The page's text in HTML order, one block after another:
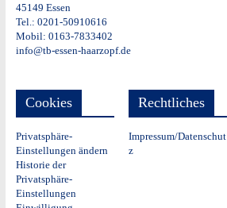
45149 Essen
Tel.: 0201-50910616
Mobil: 0163-7833402
info@tb-essen-haarzopf.de
Cookies
Privatsphäre-
Einstellungen ändern
Historie der
Privatsphäre-
Einstellungen
Rechtliches
Impressum/Datenschut
z